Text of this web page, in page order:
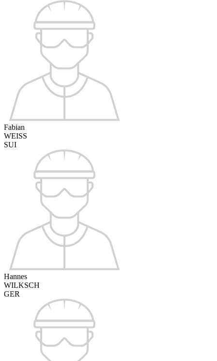
Fabian
WEISS
SUI
Hannes
WILKSCH
GER